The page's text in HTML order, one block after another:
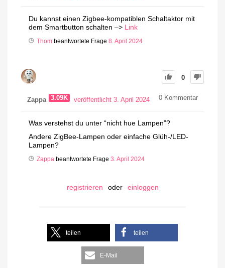
Du kannst einen Zigbee-kompatiblen Schaltaktor mit
dem Smartbutton schalten –> Link
Thom beantwortete Frage 8. April 2024
0
Zappa 3.09K veröffentlicht 3. April 2024 0 Kommentar
Was verstehst du unter “nicht hue Lampen”?
Andere ZigBee-Lampen oder einfache Glüh-/LED-
Lampen?
Zappa beantwortete Frage 3. April 2024
registrieren oder einloggen
teilen teilen
E-Mail